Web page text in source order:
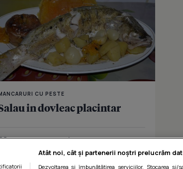
CU PESTE
in dovleac placintar
Atât noi, cât și partenerii noștri prelucrăm
Dezvoltarea și îmbunătățirea serviciilor. Stocarea